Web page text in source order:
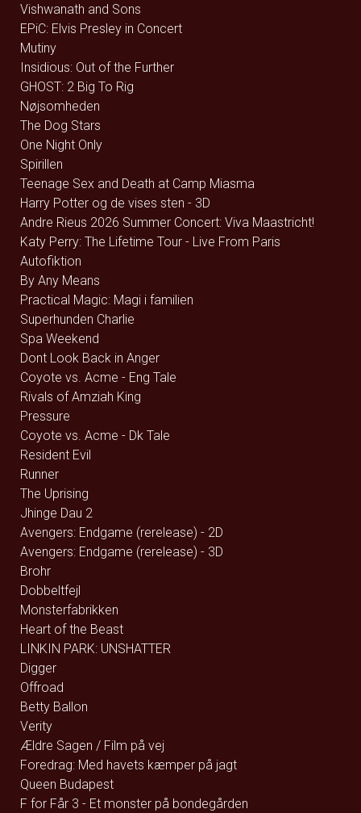
Vishwanath and Sons
EPiC: Elvis Presley in Concert
Mutiny
Insidious: Out of the Further
GHOST: 2 Big To Rig
Nøjsomheden
The Dog Stars
One Night Only
Spirillen
Teenage Sex and Death at Camp Miasma
Harry Potter og de vises sten - 3D
Andre Rieus 2026 Summer Concert: Viva Maastricht!
Katy Perry: The Lifetime Tour - Live From Paris
Autofiktion
By Any Means
Practical Magic: Magi i familien
Superhunden Charlie
Spa Weekend
Dont Look Back in Anger
Coyote vs. Acme - Eng Tale
Rivals of Amziah King
Pressure
Coyote vs. Acme - Dk Tale
Resident Evil
Runner
The Uprising
Jhinge Dau 2
Avengers: Endgame (rerelease) - 2D
Avengers: Endgame (rerelease) - 3D
Brohr
Dobbeltfejl
Monsterfabrikken
Heart of the Beast
LINKIN PARK: UNSHATTER
Digger
Offroad
Betty Ballon
Verity
Ældre Sagen / Film på vej
Foredrag: Med havets kæmper på jagt
Queen Budapest
F for Får 3 - Et monster på bondegården